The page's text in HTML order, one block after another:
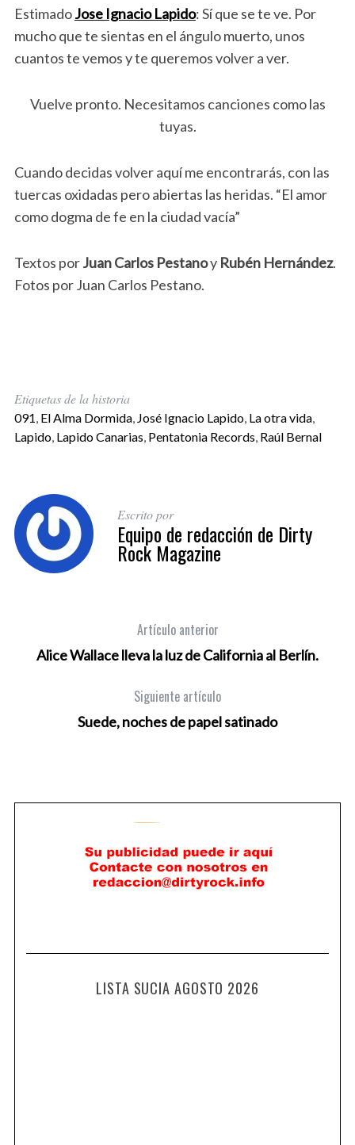
EstimadoJose Ignacio Lapido: Sí que se te ve. Por
mucho que te sientas en el ángulo muerto, unos
cuantos te vemos y te queremos volver a ver.
Vuelve pronto. Necesitamos canciones como las
tuyas.
Cuando decidas volver aquí me encontrarás, con las
tuercas oxidadas pero abiertas las heridas. “El amor
como dogma de fe en la ciudad vacía”
Textos porJuan Carlos Pestanoy Rubén Hernández.
Fotos por Juan Carlos Pestano.
Etiquetas de la historia
091 El Alma Dormida, José Ignacio Lapido, La otra vida,
Lapido, Lapido Canarias Pentatonia Records Raúl Bernal
Escrito por
Equipo de redacción de Dirty
Rock Magazine
Artículo anterior
Alice Wallace lleva la luz de California al Berlín.
Siguiente artículo
Suede, noches de papel satinado
LISTA SUCIA AGOSTO 2026